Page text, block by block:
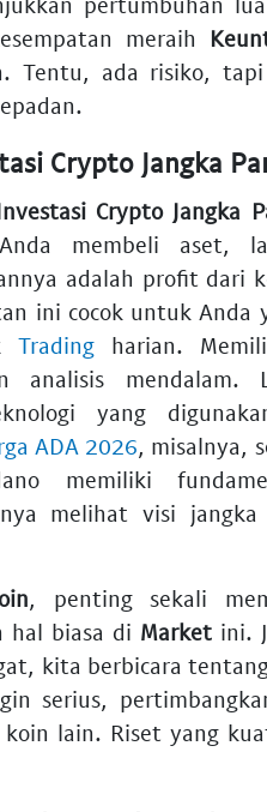
meraih
Tentu, ada risiko, tapi
Crypto Jangka
membeli aset,
adalah profit dari
ini cocok untuk Anda
Tradingharian.
analisis
yang
ADA 2026, misalnya,
memiliki
melihat visi jangka
, penting sekali
hal biasa di Market ini.
kita berbicara
serius,
koin lain. Riset yang